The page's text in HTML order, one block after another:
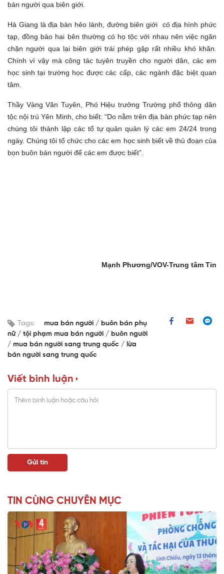
bán người qua biên giới.
Hà Giang là địa bàn hẻo lánh, đường biên giới có địa hình phức
tạp, đồng bào hai bên thường có họ tộc với nhau nên việc ngăn
chặn người qua lại biên giới trái phép gặp rất nhiều khó khăn.
Chính vì vậy mà công tác tuyên truyền cho người dân, các em
học sinh tại trường học được các cấp, các ngành đặc biệt quan
tâm.
Thầy Vàng Văn Tuyên, Phó Hiệu trưởng Trường phổ thông dân
tộc nội trú Yên Minh, cho biết: “Do nằm trên địa bàn phức tạp nên
chúng tôi thành lập các tổ tự quản quản lý các em 24/24 trong
ngày. Chúng tôi tổ chức cho các em học sinh biết về thủ đoạn của
bọn buôn bán người để các em được biết”.
Mạnh Phương/VOV-Trung tâm Tin
Tags: mua bán người
buôn bán phụ
nữ
tội phạm mua bán người
buôn người
mua bán người sang trung quốc
lừa
bán người sang trung quốc
Viết bình luận
TIN CÙNG CHUYÊN MỤC